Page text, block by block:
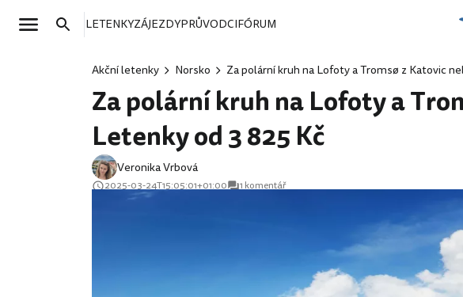
LETENKYZÁJEZDYPRŮVODCIFÓRUM
Akční letenky Norsko Za polární kruh na Lofoty a Tromsø z Katovic
Za polární kruh na Lofoty a
Letenky od 3 825 Kč
Veronika Vrbová
2025-03-24T15:05:01+01:00 1 komentář